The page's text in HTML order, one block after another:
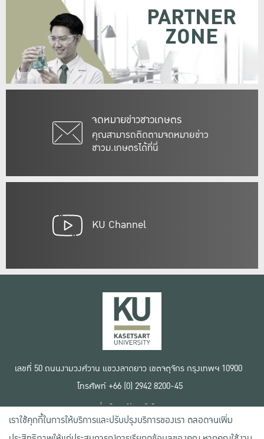
จดหมายข่าวชาวเกษตร
คุณสามารถติดตามจดหมายข่าว
ชาวม.เกษตรได้ที่นี่
PARTNER
ZONE
KU Channel
เลขที่ 50 ถนนงามวงศ์วาน แขวงลาดยาว เขตจตุจักร กรุงเทพฯ 10900
โทรศัพท์ +66 (0) 2942 8200-45
เงื่อนไขการใช้งานเว็บไซต์
ข้อตกลงด้านสิทธิ์ใช้งาน
นโยบายความเป็นส่วนตัว
เราใช้คุกกี้ในการให้บริการและปรับปรุงบริการของเรา ตลอดจนเพิ่ม